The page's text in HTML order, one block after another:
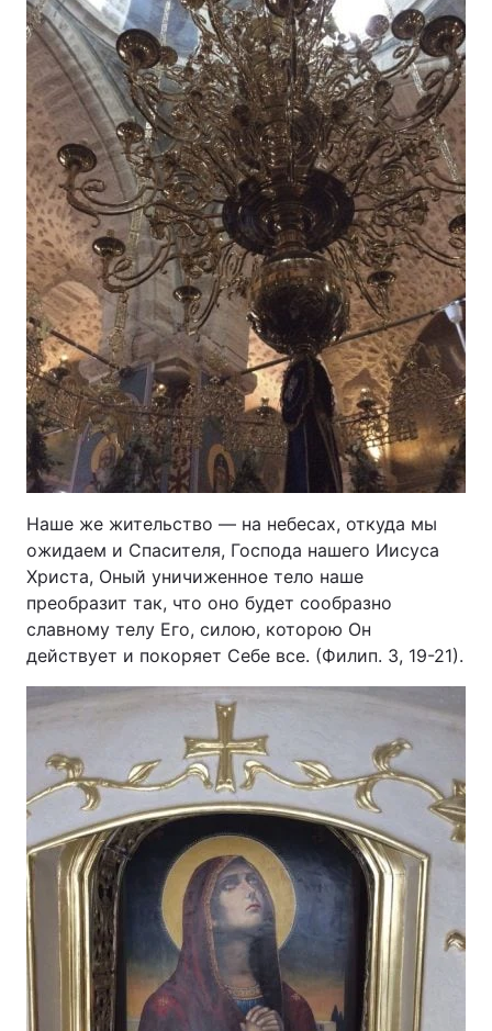
Наше же жительство — на небесах, откуда мы
ожидаем и Спасителя, Господа нашего Иисуса
Христа, Оный уничиженное тело наше
преобразит так, что оно будет сообразно
славному телу Его, силою, которою Он
действует и покоряет Себе все. (Филип. 3, 19-21).